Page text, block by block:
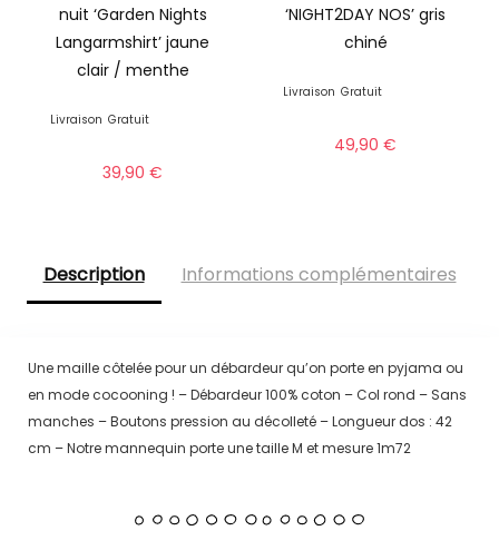
nuit ‘Garden Nights
Langarmshirt’ jaune
clair / menthe
Livraison Gratuit
39,90€
‘NIGHT2DAY NOS’ gris
chiné
Livraison Gratuit
49,90€
Description Informations complémentaires
Une maille côtelée pour un débardeur qu’on porte en pyjama ou
en mode cocooning ! – Débardeur 100% coton – Col rond – Sans
manches – Boutons pression au décolleté – Longueur dos : 42
cm – Notre mannequin porte une taille M et mesure 1m72